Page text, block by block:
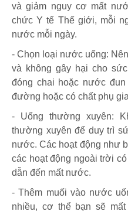
và giảm nguy cơ mất
chức Y tế Thế giới, mỗi
nước mỗi ngày.
- Chọn loại nước uống:
và không gây hại cho
đóng chai hoặc nước
đường hoặc có chất phụ
- Uống thường xuyên:
thường xuyên để duy trì
nước. Các hoạt động như
các hoạt động ngoài trời
dẫn đến mất nước.
- Thêm muối vào nước
nhiều, cơ thể bạn sẽ